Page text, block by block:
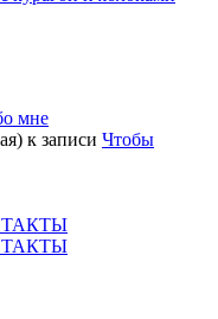
мне
к записи Чтобы